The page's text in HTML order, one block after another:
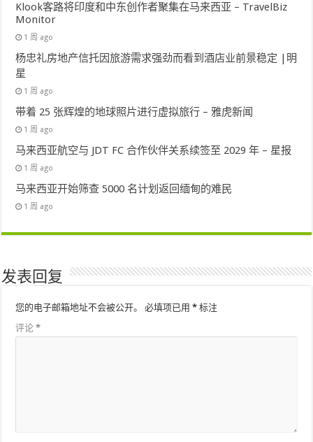
Klook客路将印度和中东创作者聚集在马来西亚 – TravelBiz
Monitor
1 周 ago
杨忠礼房地产信托因旅游需求强劲而看到酒店业前景稳定 |明
星
1 周 ago
带着 25 张辉煌的地球照片进行虚拟旅行 – 雅虎新闻
1 周 ago
马来西亚航空与 JDT FC 合作伙伴关系续签至 2029 年 – 星报
1 周 ago
马来西亚开始筛查 5000 名计划返回缅甸的难民
1 周 ago
发表回复
您的电子邮箱地址不会被公开。 必填项已用* 标注
评论*